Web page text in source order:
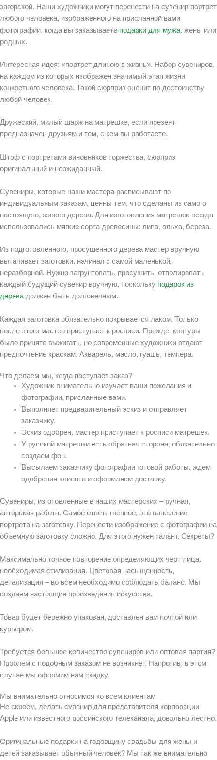
загорской. Наши художники могут перенести на сувенир портрет
любого человека, изображенного на присланной вами
фотографии, когда вы заказываете подарки для мужа, жены или
родных.
Интересная идея: «портрет длиною в жизнь». Набор сувениров,
на каждом из которых изображен значимый этап жизни
конкретного человека. Такой сюрприз оценит по достоинству
любой человек.
Дружеский, милый шарж на матрешке, если презент
предназначен друзьям и тем, с кем вы работаете.
Штоф с портретами виновников торжества, сюрприз
оригинальный и неожиданный.
Сувениры, которые наши мастера расписывают по
индивидуальным заказам, ценны тем, что сделаны из самого
настоящего, живого дерева. Для изготовления матрешек всегда
использовались мягкие сорта древесины: липа, ольха, береза.
Из подготовленного, просушенного дерева мастер вручную
вытачивает заготовки, начиная с самой маленькой,
неразборной. Нужно загрунтовать, просушить, отполировать
каждый будущий сувенир вручную, поскольку подарок из
деревадолжен быть долговечным.
Каждая заготовка обязательно покрывается лаком. Только
после этого мастер приступает к росписи. Прежде, контуры
было принято выжигать, но современные художники отдают
предпочтение краскам. Акварель, масло, гуашь, темпера.
Что делаем мы, когда поступает заказ?
Художник внимательно изучает ваши пожелания и
фотографии, присланные вами.
Выполняет предварительный эскиз и отправляет
заказчику.
Эскиз одобрен, мастер приступает к росписи матрешек.
У русской матрешки есть обратная сторона, обязательно
создаем фон.
Высылаем заказчику фотографии готовой работы, ждем
одобрения клиента и оформляем доставку.
Сувениры, изготовленные в наших мастерских – ручная,
авторская работа. Самое ответственное, это нанесение
портрета на заготовку. Перенести изображение с фотографии на
объемную заготовку сложно. Для этого нужен талант. Секреты?
Максимально точное повторение определяющих черт лица,
необходимая стилизация. Цветовая насыщенность,
детализация – во всем необходимо соблюдать баланс. Мы
создаем настоящие произведения искусства.
Товар будет бережно упакован, доставлен вам почтой или
курьером.
Требуется большое количество сувениров или оптовая партия?
Проблем с подобным заказом не возникнет. Напротив, в этом
случае мы оформим вам скидку.
Мы внимательно относимся ко всем клиентам
Не скроем, делать сувенир для представителя корпорации
Apple или известного российского телеканала, довольно лестно.
Оригинальные подарки на годовщину свадьбы для жены и
детей заказывает обычный человек? Мы так же внимательно